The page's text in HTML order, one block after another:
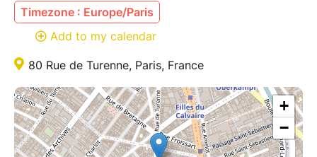
Timezone : Europe/Paris
Add to my calendar
80 Rue de Turenne, Paris, France
+
−